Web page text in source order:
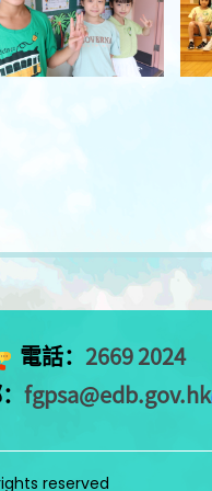
電話： 2669 2024
fgpsa@edb.gov.hk
reserved